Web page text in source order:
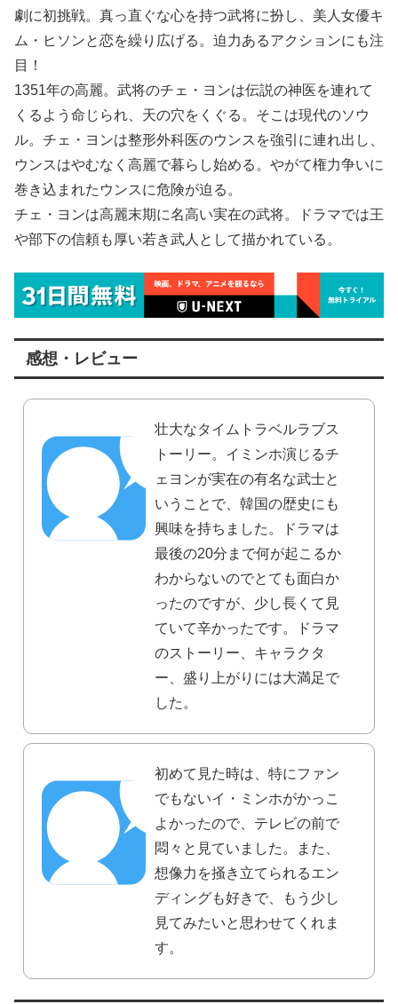
劇に初挑戦。真っ直ぐな心を持つ武将に扮し、美人女優キ
ム・ヒソンと恋を繰り広げる。迫力あるアクションにも注
目！
1351年の高麗。武将のチェ・ヨンは伝説の神医を連れて
くるよう命じられ、天の穴をくぐる。そこは現代のソウ
ル。チェ・ヨンは整形外科医のウンスを強引に連れ出し、
ウンスはやむなく高麗で暮らし始める。やがて権力争いに
巻き込まれたウンスに危険が迫る。
チェ・ヨンは高麗末期に名高い実在の武将。ドラマでは王
や部下の信頼も厚い若き武人として描かれている。
感想・レビュー
壮大なタイムトラベルラブス
トーリー。イミンホ演じるチ
ェヨンが実在の有名な武士と
いうことで、韓国の歴史にも
興味を持ちました。ドラマは
最後の20分まで何が起こるか
わからないのでとても面白か
ったのですが、少し長くて見
ていて辛かったです。ドラマ
のストーリー、キャラクタ
ー、盛り上がりには大満足で
した。
初めて見た時は、特にファン
でもないイ・ミンホがかっこ
よかったので、テレビの前で
悶々と見ていました。また、
想像力を掻き立てられるエン
ディングも好きで、もう少し
見てみたいと思わせてくれま
す。